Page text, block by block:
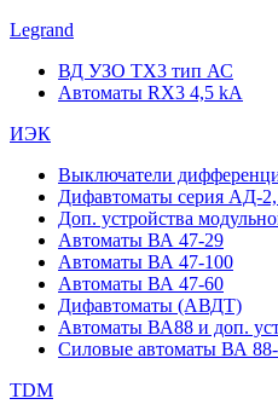
Legrand
ВД УЗО TX3 тип АС
Автоматы RX3 4,5 kA
ИЭК
Выключатели
Дифавтоматы серия АД-
Доп. устройства
Автоматы ВА 47-29
Автоматы ВА 47-100
Автоматы ВА 47-60
Дифавтоматы (АВДТ)
Автоматы ВА88 и доп.
Силовые автоматы ВА
TDM